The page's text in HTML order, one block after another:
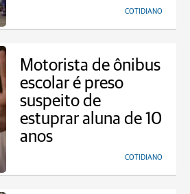
COTIDIANO
Motorista de ônibus
escolar é preso
suspeito de
estuprar aluna de 10
anos
COTIDIANO